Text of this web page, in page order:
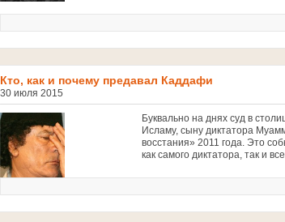
Кто, как и почему предавал Каддафи
30 июля 2015
Буквально на днях суд в
Исламу, сыну диктатора
восстания» 2011 года. Это
как самого диктатора, так и